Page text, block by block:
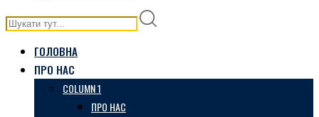
ГОЛОВНА
ПРО НАС
COLUMN 1
ПРО НАС